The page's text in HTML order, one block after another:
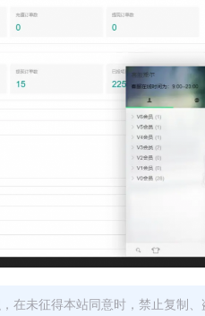
在未征得本站同意时，禁止复制、